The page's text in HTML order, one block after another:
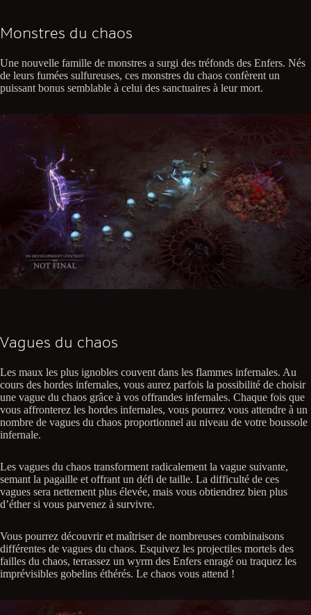
Monstres du chaos
Une nouvelle famille de monstres a surgi des tréfonds des Enfers. Nés
de leurs fumées sulfureuses, ces monstres du chaos confèrent un
puissant bonus semblable à celui des sanctuaires à leur mort.
Vagues du chaos
Les maux les plus ignobles couvent dans les flammes infernales. Au
cours des hordes infernales, vous aurez parfois la possibilité de choisir
une vague du chaos grâce à vos offrandes infernales. Chaque fois que
vous affronterez les hordes infernales, vous pourrez vous attendre à un
nombre de vagues du chaos proportionnel au niveau de votre boussole
infernale.
Les vagues du chaos transforment radicalement la vague suivante,
semant la pagaille et offrant un défi de taille. La difficulté de ces
vagues sera nettement plus élevée, mais vous obtiendrez bien plus
d’éther si vous parvenez à survivre.
Vous pourrez découvrir et maîtriser de nombreuses combinaisons
différentes de vagues du chaos. Esquivez les projectiles mortels des
failles du chaos, terrassez un wyrm des Enfers enragé ou traquez les
imprévisibles gobelins éthérés. Le chaos vous attend !